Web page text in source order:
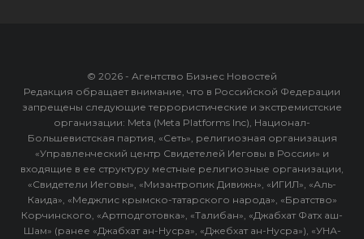
© 2026 - Агентство Бизнес Новостей
Редакция обращает внимание, что в Российской Федерации
запрещены следующие террористические и экстремистские
организации: Meta (Meta Platforms Inc), Национал-
Большевистская партия, «Сеть», религиозная организация
«Управленческий центр Свидетелей Иеговы в России» и
входящие в ее структуру местные религиозные организации,
«Свидетели Иеговы», «Мизантропик Дивижн», «ИГИЛ», «Аль-
Каида», «Меджлис крымско-татарского народа», «Братство»
Корчинского, «Артподготовка», «Талибан», «Джабхат Фатх аш-
Шам» (ранее «Джабхат ан-Нусра», «Джебхат ан-Нусра»), «УНА-